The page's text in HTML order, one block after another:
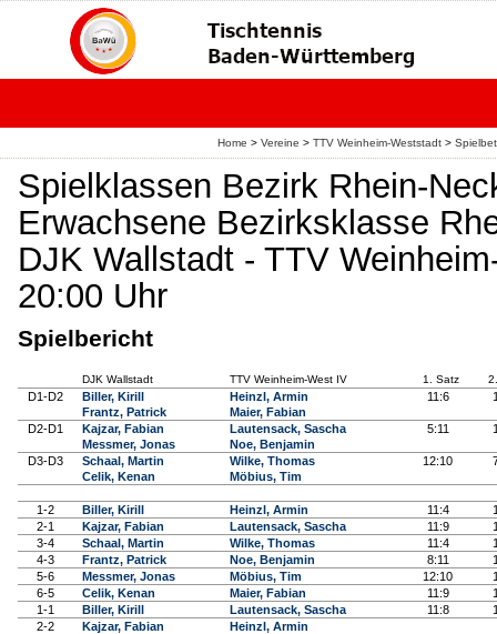
Home > Vereine > TTV Weinheim-Weststadt >
Spielklassen Bezirk Rhein-
Erwachsene Bezirksklasse
DJK Wallstadt - TTV
20:00 Uhr
Spielbericht
DJK Wallstadt TTV Weinheim-West IV 1. Satz
D1-D2
Biller, Kirill
Frantz, Patrick
Heinzl, Armin
Maier, Fabian
11:6
D2-D1
Kajzar, Fabian
Messmer, Jonas
Lautensack, Sascha
Noe, Benjamin
5:11
D3-D3
Schaal, Martin
Celik, Kenan
Wilke, Thomas
Möbius, Tim
12:10
1-2 Biller, Kirill Heinzl, Armin 11:4
2-1
Kajzar, Fabian Lautensack, Sascha 11:9
3-4
Schaal, Martin Wilke, Thomas 11:4
4-3
Frantz, Patrick Noe, Benjamin 8:11
5-6
Messmer, Jonas Möbius, Tim 12:10
6-5
Celik, Kenan Maier, Fabian 11:9
1-1
Biller, Kirill Lautensack, Sascha 11:8
2-2
Kajzar, Fabian
Heinzl, Armin